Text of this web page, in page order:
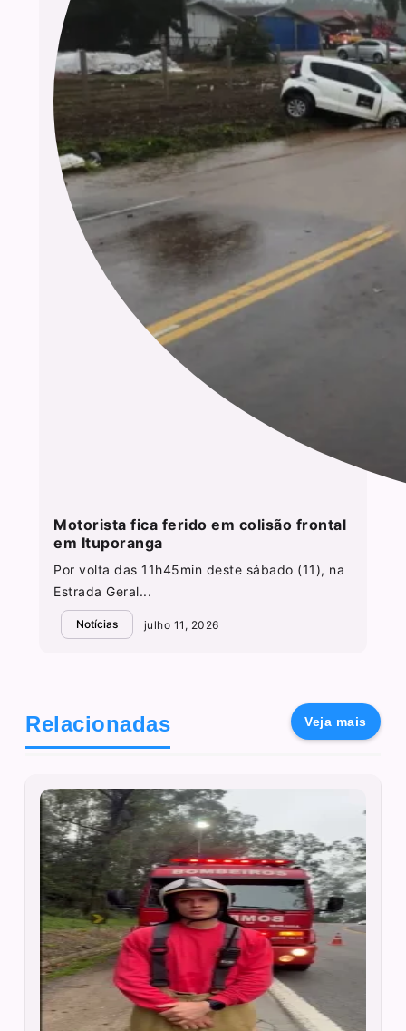
Motorista fica ferido em colisão frontal
em Ituporanga
Por volta das 11h45min deste sábado (11), na
Estrada Geral...
Notícias julho 11, 2026
Relacionadas Veja mais